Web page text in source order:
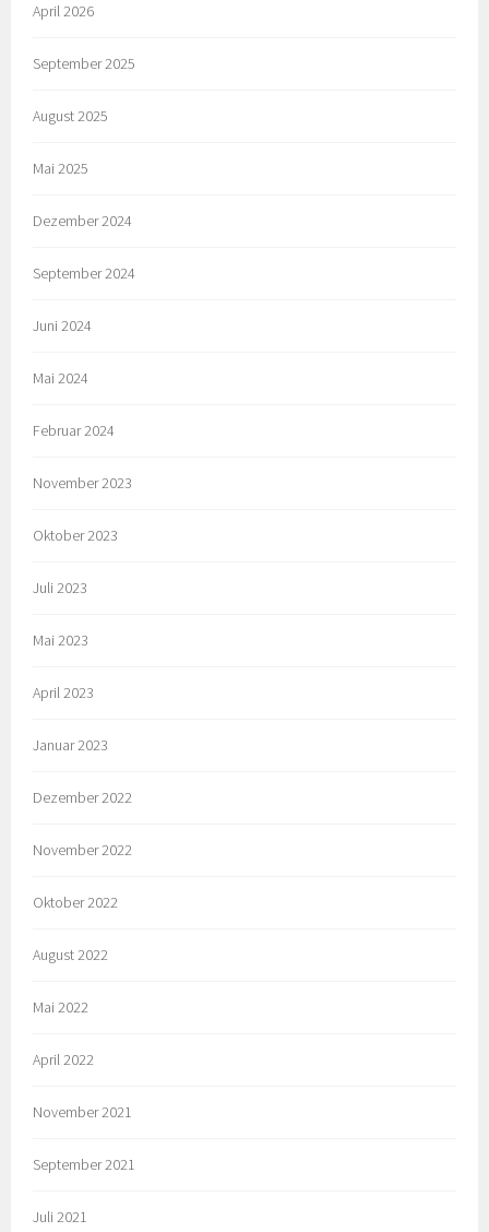
April 2026
September 2025
August 2025
Mai 2025
Dezember 2024
September 2024
Juni 2024
Mai 2024
Februar 2024
November 2023
Oktober 2023
Juli 2023
Mai 2023
April 2023
Januar 2023
Dezember 2022
November 2022
Oktober 2022
August 2022
Mai 2022
April 2022
November 2021
September 2021
Juli 2021